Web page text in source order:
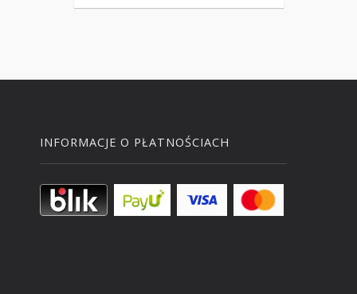
INFORMACJE O PŁATNOŚCIACH